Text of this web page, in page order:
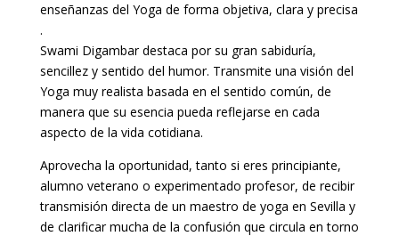
enseñanzas del Yoga de forma objetiva, clara y precisa
.
Swami Digambar destaca por su gran sabiduría,
sencillez y sentido del humor. Transmite una visión del
Yoga muy realista basada en el sentido común, de
manera que su esencia pueda reflejarse en cada
aspecto de la vida cotidiana.
Aprovecha la oportunidad, tanto si eres principiante,
alumno veterano o experimentado profesor, de recibir
transmisión directa de un maestro de yoga en Sevilla y
de clarificar mucha de la confusión que circula en torno